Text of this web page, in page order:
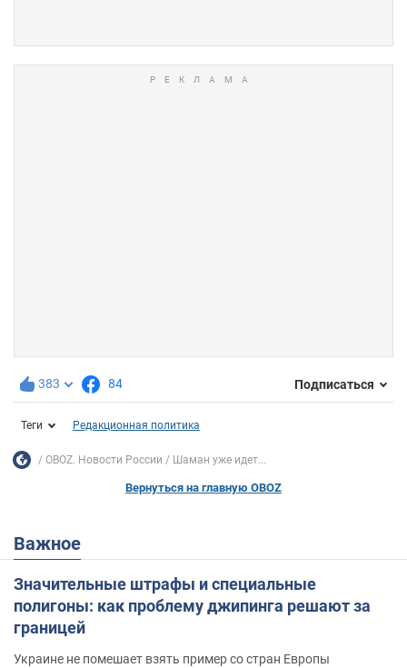
383 84 Подписаться
Теги Редакционная политика
OBOZ. Новости России Шаман уже идет...
Вернуться на главную OBOZ
Важное
Значительные штрафы и специальные
полигоны: как проблему джипинга решают за
границей
Украине не помешает взять пример со стран Европы